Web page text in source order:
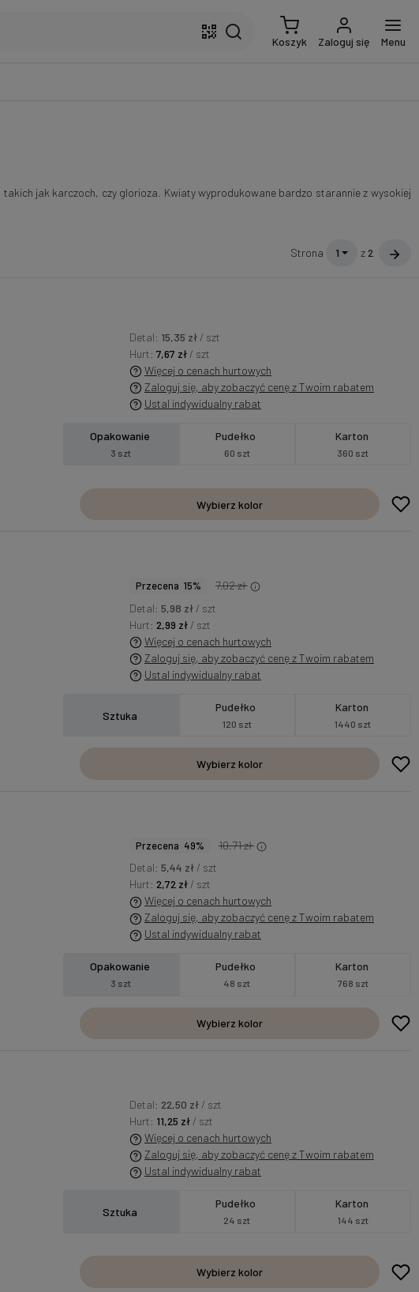
Koszyk Zaloguj się Menu
jak karczoch, czy glorioza. Kwiaty wyprodukowane bardzo starannie z wysokiej
Strona 1 z2
Detal: 15,35 zł / szt
Hurt: 7,67 zł / szt
Więcej o cenach hurtowych
Zaloguj się, aby zobaczyć cenę z Twoim rabatem
Ustal indywidualny rabat
Opakowanie
3 szt
Pudełko
60 szt
Karton
360 szt
Wybierz kolor
Przecena 15%
7,02 zł
Detal: 5,98 zł / szt
Hurt: 2,99 zł / szt
Więcej o cenach hurtowych
Zaloguj się, aby zobaczyć cenę z Twoim rabatem
Ustal indywidualny rabat
Sztuka
Pudełko
120 szt
Karton
1440 szt
Wybierz kolor
Przecena 49%
10,71 zł
Detal: 5,44 zł / szt
Hurt: 2,72 zł / szt
Więcej o cenach hurtowych
Zaloguj się, aby zobaczyć cenę z Twoim rabatem
Ustal indywidualny rabat
Opakowanie
3 szt
Pudełko
48 szt
Karton
768 szt
Wybierz kolor
Detal: 22,50 zł / szt
Hurt: 11,25 zł / szt
Więcej o cenach hurtowych
Zaloguj się, aby zobaczyć cenę z Twoim rabatem
Ustal indywidualny rabat
Sztuka
Pudełko
24 szt
Karton
144 szt
Wybierz kolor